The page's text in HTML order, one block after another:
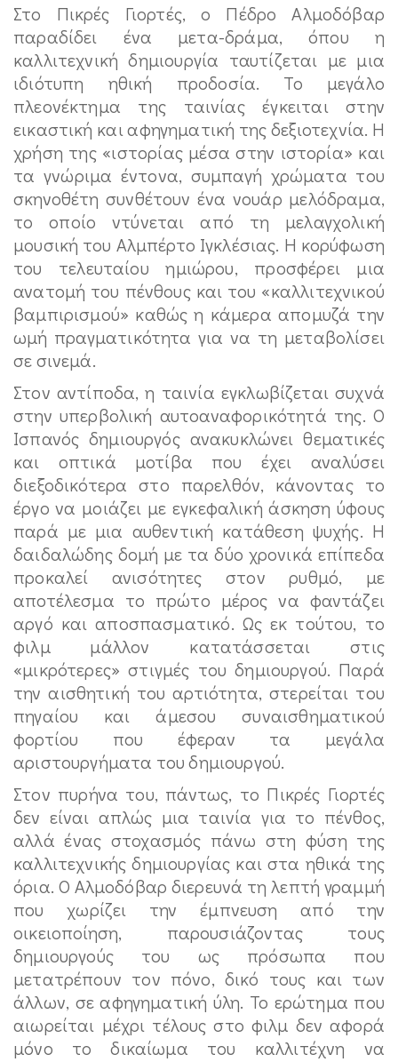
Στο Πικρές Γιορτές, ο Πέδρο Αλμοδόβαρ
παραδίδει ένα μετα-δράμα, όπου η
καλλιτεχνική δημιουργία ταυτίζεται με μια
ιδιότυπη ηθική προδοσία. Το μεγάλο
πλεονέκτημα της ταινίας έγκειται στην
εικαστική και αφηγηματική της δεξιοτεχνία. Η
χρήση της «ιστορίας μέσα στην ιστορία» και
τα γνώριμα έντονα, συμπαγή χρώματα του
σκηνοθέτη συνθέτουν ένα νουάρ μελόδραμα,
το οποίο ντύνεται από τη μελαγχολική
μουσική του Αλμπέρτο Ιγκλέσιας. Η κορύφωση
του τελευταίου ημιώρου, προσφέρει μια
ανατομή του πένθους και του «καλλιτεχνικού
βαμπιρισμού» καθώς η κάμερα απομυζά την
ωμή πραγματικότητα για να τη μεταβολίσει
σε σινεμά.
Στον αντίποδα, η ταινία εγκλωβίζεται συχνά
στην υπερβολική αυτοαναφορικότητά της. Ο
Ισπανός δημιουργός ανακυκλώνει θεματικές
και οπτικά μοτίβα που έχει αναλύσει
διεξοδικότερα στο παρελθόν, κάνοντας το
έργο να μοιάζει με εγκεφαλική άσκηση ύφους
παρά με μια αυθεντική κατάθεση ψυχής. Η
δαιδαλώδης δομή με τα δύο χρονικά επίπεδα
προκαλεί ανισότητες στον ρυθμό, με
αποτέλεσμα το πρώτο μέρος να φαντάζει
αργό και αποσπασματικό. Ως εκ τούτου, το
φιλμ μάλλον κατατάσσεται στις
«μικρότερες» στιγμές του δημιουργού. Παρά
την αισθητική του αρτιότητα, στερείται του
πηγαίου και άμεσου συναισθηματικού
φορτίου που έφεραν τα μεγάλα
αριστουργήματα του δημιουργού.
Στον πυρήνα του, πάντως, το Πικρές Γιορτές
δεν είναι απλώς μια ταινία για το πένθος,
αλλά ένας στοχασμός πάνω στη φύση της
καλλιτεχνικής δημιουργίας και στα ηθικά της
όρια. Ο Αλμοδόβαρ διερευνά τη λεπτή γραμμή
που χωρίζει την έμπνευση από την
οικειοποίηση, παρουσιάζοντας τους
δημιουργούς του ως πρόσωπα που
μετατρέπουν τον πόνο, δικό τους και των
άλλων, σε αφηγηματική ύλη. Το ερώτημα που
αιωρείται μέχρι τέλους στο φιλμ δεν αφορά
μόνο το δικαίωμα του καλλιτέχνη να